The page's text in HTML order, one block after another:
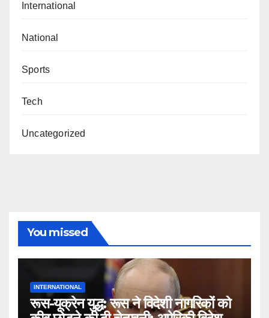
International
National
Sports
Tech
Uncategorized
You missed
INTERNATIONAL
रूस-यूक्रेन युद्ध: रूस ने विदेशी नागरिकों को